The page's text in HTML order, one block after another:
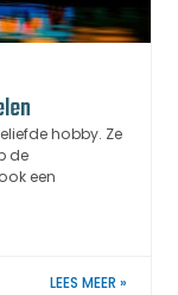
hobby. Ze
de
een
LEES MEER »